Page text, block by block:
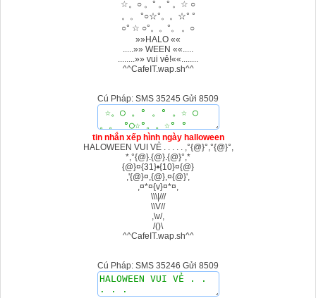
☆。○ 。° 。° 。☆ ○
。。 °○☆°。。☆° °
○° ☆ ○°。。°。 。○
»»HALO ««
.....»» WEEN ««.....
........»» vui vẻ!««........
^^CafeIT.wap.sh^^
Cú Pháp: SMS 35245 Gửi 8509
tin nhắn xếp hình ngày halloween
HALOWEEN VUI VẺ . . . . . ,°{@}°,°{@}°,
*,°{@}.{@}.{@}°,*
{@}¤{31}•{10}¤{@}
,'{@}¤,{@},¤{@}',
,¤*¤{v}¤*¤,
\\\|///
\\V//
,\v/,
/()\
^^CafeIT.wap.sh^^
Cú Pháp: SMS 35246 Gửi 8509